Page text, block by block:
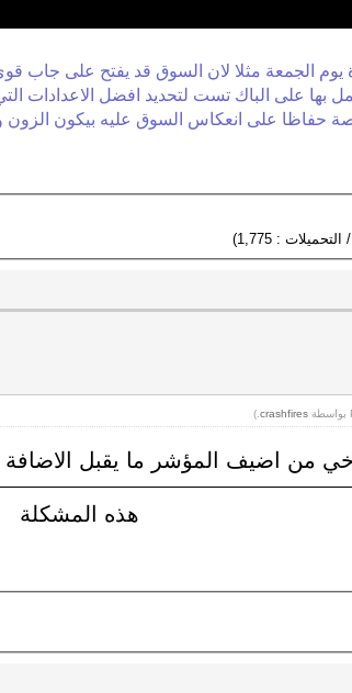
الجمعة مثلا لان السوق قد يفتح على جاب
على الباك تست لتحديد افضل الاعدادات
حفاظا على انعكاس السوق عليه بيكون
crashfires
.)
من اضيف المؤشر ما يقبل
هذه المشكلة